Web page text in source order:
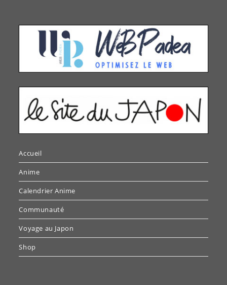
Accueil
Anime
Calendrier Anime
Communauté
Voyage au Japon
Shop